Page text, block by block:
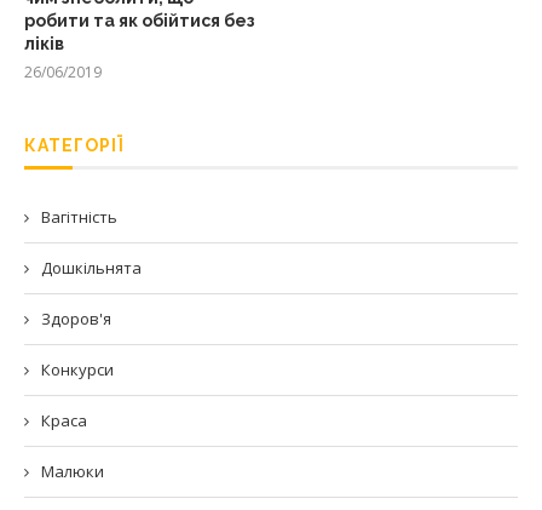
робити та як обійтися без
ліків
26/06/2019
КАТЕГОРІЇ
Вагітність
Дошкільнята
Здоров'я
Конкурси
Краса
Малюки